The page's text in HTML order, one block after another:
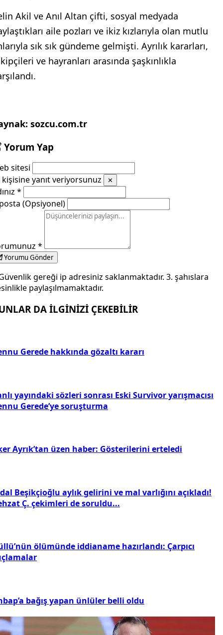
Akil ve Anıl Altan çifti, sosyal medyada
aile pozları ve ikiz kızlarıyla olan mutlu
sık sık gündeme gelmişti. Ayrılık kararları,
ve hayranları arasında şaşkınlıkla
sozcu.com.tr
Yorum Yap
sitesi
kişisine yanıt veriyorsunuz
✕
*
(Opsiyonel)
*
Yorumu Gönder
gereği ip adresiniz saklanmaktadır. 3. şahıslara
paylaşılmamaktadır.
DA İLGİNİZİ ÇEKEBİLİR
Gerede hakkında gözaltı kararı
yayındaki sözleri sonrası Eski Survivor yarışmacısı
Gerede’ye soruşturma
Ayrık’tan üzen haber: Gösterilerini erteledi
Beşikçioğlu aylık gelirini ve mal varlığını açıkladı!
Ç. çekimleri de soruldu...
ölümünde iddianame hazırlandı: Çarpıcı
bağış yapan ünlüler belli oldu